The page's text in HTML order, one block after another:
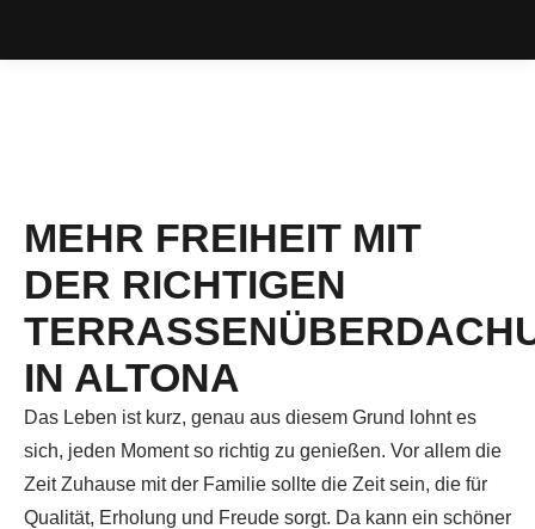
MEHR FREIHEIT MIT
DER RICHTIGEN
IN ALTONA
Das Leben ist kurz, genau aus diesem Grund lohnt es
sich, jeden Moment so richtig zu genießen. Vor allem die
Zeit Zuhause mit der Familie sollte die Zeit sein, die für
Qualität, Erholung und Freude sorgt. Da kann ein schöner